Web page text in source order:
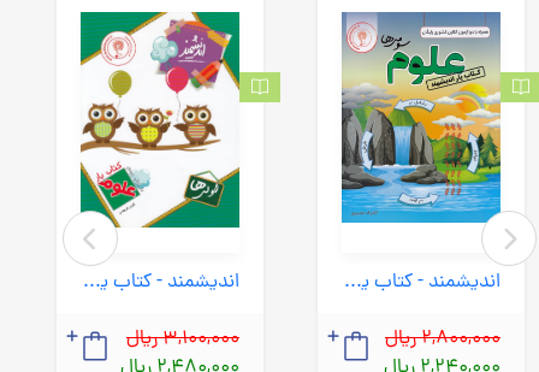
اندیشمند - کتاب یار علوم اول ابتدایی 1404
3,100,000 ریال
اندیشمند - کتاب یار علوم سوم ابتدایی 1404
2,800,000 ریال